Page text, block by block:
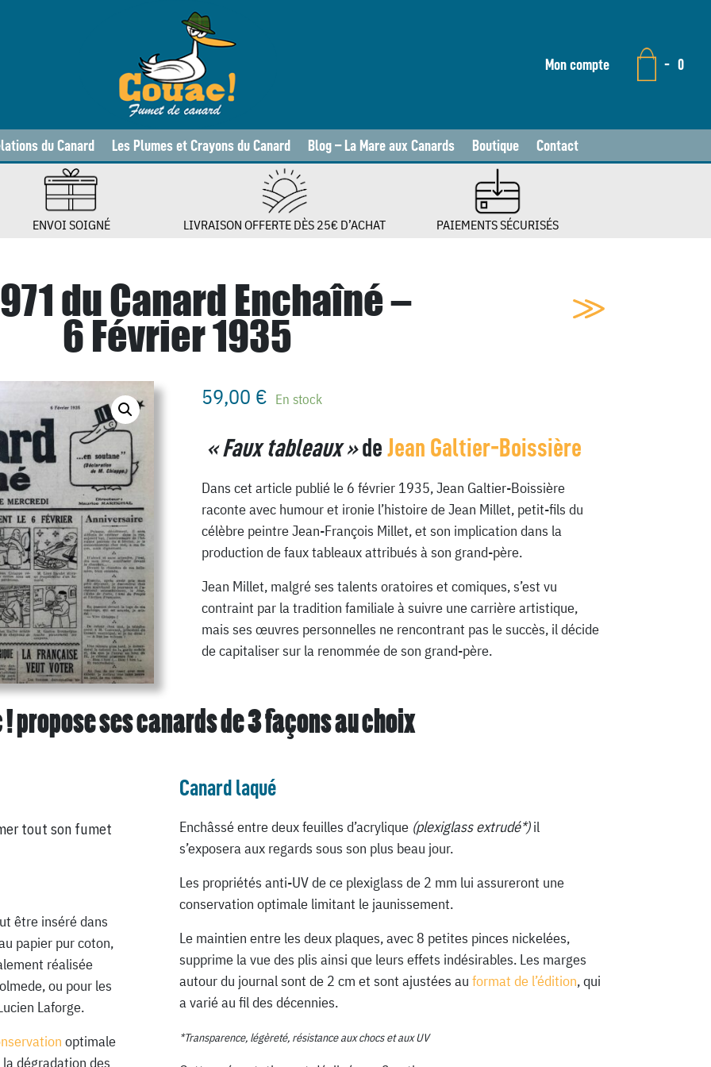
Mon compte - 0
du Canard Les Plumes et Crayons du Canard Blog – La Mare aux Canards Boutique Contact
ENVOI SOIGNÉ LIVRAISON OFFERTE DÈS 25€ D’ACHAT PAIEMENTS SÉCURISÉS
du Canard Enchaîné –
6 Février 1935
59,00 € En stock
« Faux tableaux » de Jean Galtier-Boissière
Dans cet article publié le 6 février 1935, Jean Galtier-Boissière
raconte avec humour et ironie l’histoire de Jean Millet, petit-fils du
célèbre peintre Jean-François Millet, et son implication dans la
production de faux tableaux attribués à son grand-père.
Jean Millet, malgré ses talents oratoires et comiques, s’est vu
contraint par la tradition familiale à suivre une carrière artistique,
mais ses œuvres personnelles ne rencontrant pas le succès, il décide
de capitaliser sur la renommée de son grand-père.
! propose ses canards de3 façons au choix
tout son fumet
être inséré dans
papier pur coton,
réalisée
ou pour les
Laforge.
optimale
dégradation des
Canard laqué
Enchâssé entre deux feuilles d’acrylique (plexiglass extrudé*)il
s’exposera aux regards sous son plus beau jour.
Les propriétés anti-UV de ce plexiglass de 2 mm lui assureront une
conservation optimale limitant le jaunissement.
Le maintien entre les deux plaques, avec 8 petites pinces nickelées,
supprime la vue des plis ainsi que leurs effets indésirables. Les marges
autour du journal sont de 2 cm et sont ajustées au format de l’édition, qui
a varié au fil des décennies.
*Transparence, légèreté, résistance aux chocs et aux UV